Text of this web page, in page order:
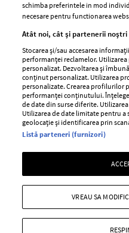
GSP
Unica
Baby
Retete
Pariază responsabil!
Jocurile de noroc
Copyright © 2026
schimba preferintele in mod
necesare pentru functionarea
Atât noi, cât și partenerii
Stocarea și/sau accesarea
performanței reclamelor.
personalizat. Dezvoltarea și
conținut personalizat. Utilizarea
personalizate. Crearea profilurilor
performanței conținutului.
de date din surse diferite.
Utilizarea de date limitate pentru a
geolocație și identificarea prin
Listă parteneri (furnizori)
VREAU SA